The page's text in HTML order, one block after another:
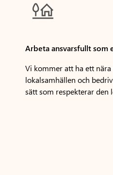

Arbeta ansvarsfullt som
Vi kommer att ha ett
lokalsamhällen och
sätt som respekterar den